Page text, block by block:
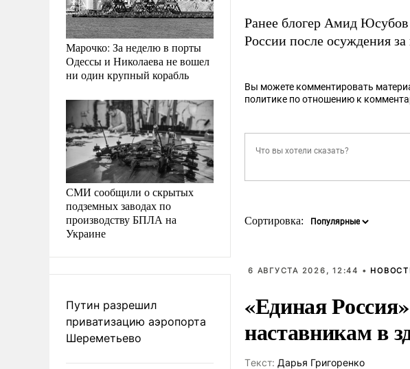
Марочко: За неделю в порты
Одессы и Николаева не вошел
ни один крупный корабль
СМИ сообщили о скрытых
подземных заводах по
производству БПЛА на
Украине
Путин разрешил
приватизацию аэропорта
Шереметьево
Ранее блогер Амид Юсубов
России после осуждения
Вы можете комментировать
политике по отношению к
Сортировка:
6 АВГУСТА 2026, 12:44 •
«Единая
наставникам в
Tекст: Дарья Григоренко